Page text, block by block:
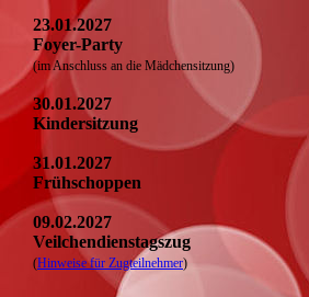
23.01.2027
Foyer-Party
(im Anschluss an die Mädchensitzung)
30.01.2027
Kindersitzung
31.01.2027
Frühschoppen
09.02.2027
Veilchendienstagszug
(Hinweise für Zugteilnehmer)